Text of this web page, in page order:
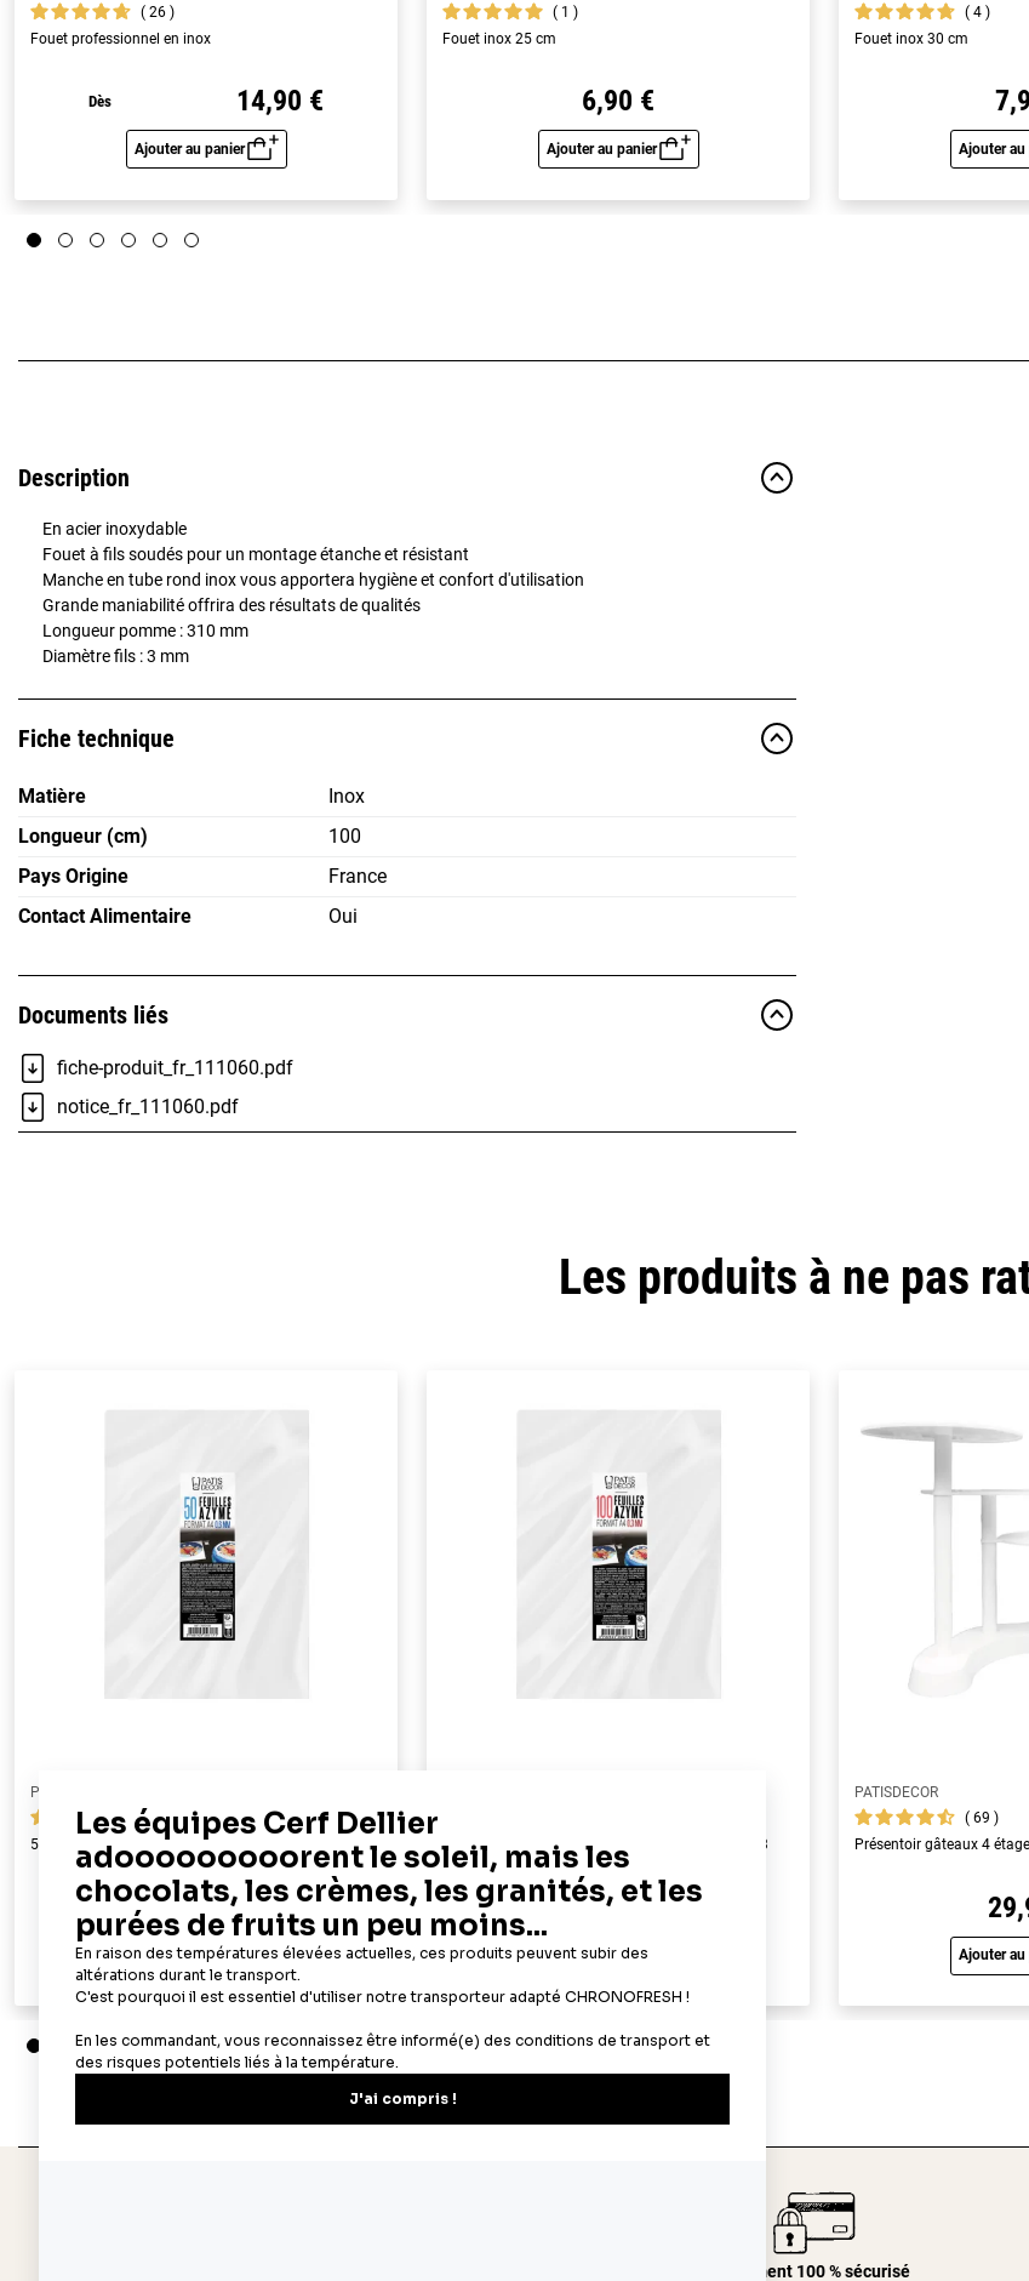
26
Fouet professionnel en inox
Dès 14,90 €
Ajouter au panier
Aperçu rapide
1
Fouet inox 25 cm
6,90 €
Ajouter au panier
Aperçu rapide
4
Fouet inox 30 cm
Ajouter au
Description
En acier inoxydable
Fouet à fils soudés pour un montage étanche et résistant
Manche en tube rond inox vous apportera hygiène et confort d'utilisation
Grande maniabilité offrira des résultats de qualités
Longueur pomme : 310 mm
Diamètre fils : 3 mm
Fiche technique
Matière
Inox
Longueur (cm)
100
Pays Origine
France
Contact Alimentaire
Oui
Documents liés
fiche-produit_fr_111060.pdf
notice_fr_111060.pdf
Les produits à ne pas
PATISDECOR
119
50 feuilles azyme alimentaires A4 - épaisseur 0,6 mm
19,90 €
Ajouter au panier
Aperçu rapide
100 feuilles azyme alimentaires A4 - épaisseur 0,3
mm
22,90 €
Ajouter au panier
PATISDECOR
69
Présentoir gâteaux 4
Ajouter au
Paiement 100 % sécurisé